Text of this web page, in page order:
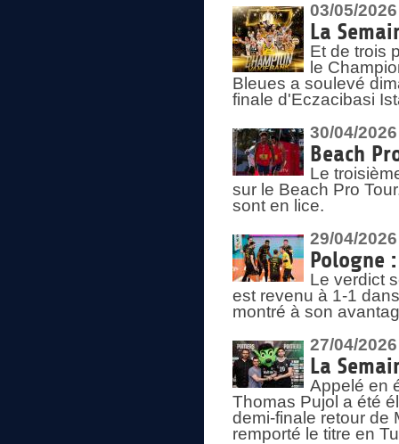
03/05/2026
La
Et de trois
le
Bleues a soulevé
finale d'Eczacibasi
30/04/2026
Beach
Le
sur le Beach Pro
sont en lice.
29/04/2026
Pologne
Le verdict
est revenu à 1-1
montré à son
27/04/2026
La
Appelé en
Thomas Pujol a été
demi-finale retour de
remporté le titre en